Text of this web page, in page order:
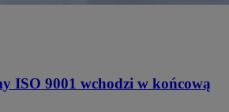
ISO 9001 wchodzi w końcową